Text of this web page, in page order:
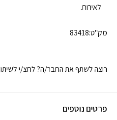
לאירוח.
מק"ט:83418
פרטים נוספים
רוצה לשתף את החבר/ה? לחצ/י